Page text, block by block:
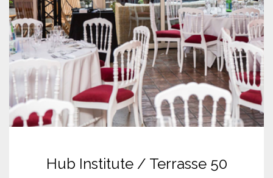
Hub Institute / Terrasse 50